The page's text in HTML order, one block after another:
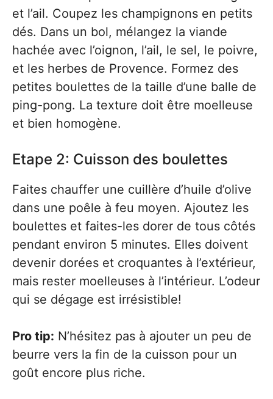
et l’ail. Coupez les champignons en petits
dés. Dans un bol, mélangez la viande
hachée avec l’oignon, l’ail, le sel, le poivre,
et les herbes de Provence. Formez des
petites boulettes de la taille d’une balle de
ping-pong. La texture doit être moelleuse
et bien homogène.
Etape 2: Cuisson des boulettes
Faites chauffer une cuillère d’huile d’olive
dans une poêle à feu moyen. Ajoutez les
boulettes et faites-les dorer de tous côtés
pendant environ 5 minutes. Elles doivent
devenir dorées et croquantes à l’extérieur,
mais rester moelleuses à l’intérieur. L’odeur
qui se dégage est irrésistible!
Pro tip: N’hésitez pas à ajouter un peu de
beurre vers la fin de la cuisson pour un
goût encore plus riche.